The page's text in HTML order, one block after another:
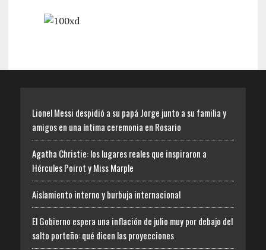
Lionel Messi despidió a su papá Jorge junto a su familia y
amigos en una íntima ceremonia en Rosario
Agatha Christie: los lugares reales que inspiraron a
Hércules Poirot y Miss Marple
Aislamiento interno y burbuja internacional
El Gobierno espera una inflación de julio muy por debajo del
salto porteño: qué dicen las proyecciones